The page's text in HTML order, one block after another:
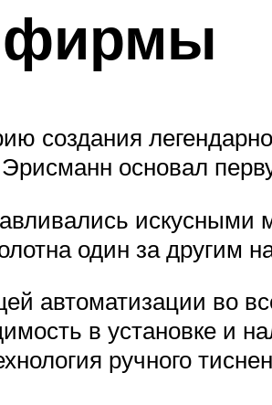
фирмы
создания
основал
искусными
один за другим
автоматизации во
в установке и
ручного